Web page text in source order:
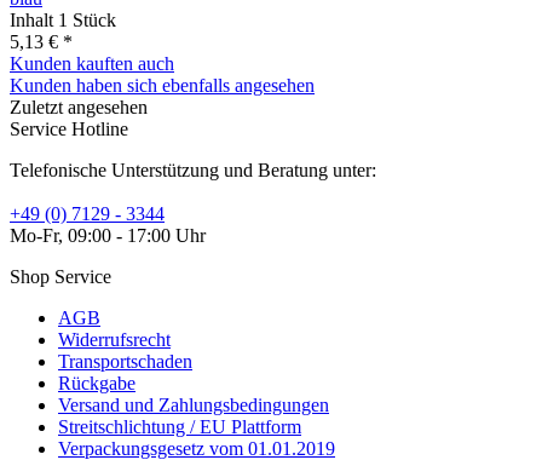
Inhalt 1 Stück
5,13 € *
Kunden kauften auch
Kunden haben sich ebenfalls angesehen
Zuletzt angesehen
Service Hotline
Telefonische Unterstützung und Beratung unter:
+49 (0) 7129 - 3344
Mo-Fr, 09:00 - 17:00 Uhr
Shop Service
AGB
Widerrufsrecht
Transportschaden
Rückgabe
Versand und Zahlungsbedingungen
Streitschlichtung / EU Plattform
Verpackungsgesetz vom 01.01.2019